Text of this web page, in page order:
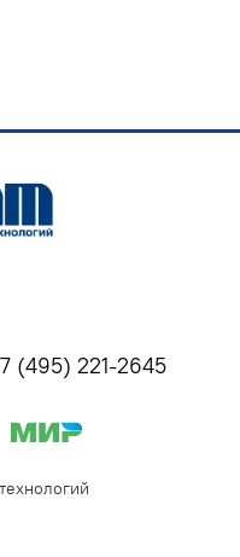
необходимых
8(800) 555 1956
(495) 221-2645